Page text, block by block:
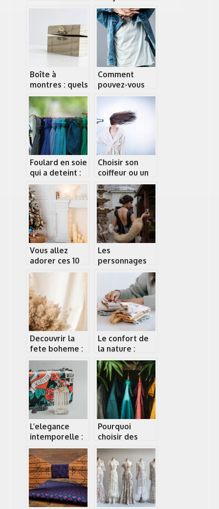
aujourd’hui
Boîte à
montres : quels
critères pour
bien choisir cet
accessoire à la
mode ?
Comment
pouvez-vous
choisir votre
jean ?
Foulard en soie
qui a deteint :
comment
recuperer la
couleur ?
Choisir son
coiffeur ou un
salon de
coiffure : quels
criteres
considerer ?
Vous allez
adorer ces 10
recettes de
repas de Noël !
Les
personnages
de Gatsby le
magnifique
Decouvrir la
fete boheme :
bien
s’organiser
Le confort de
la nature :
optez pour les
vetements
ecologiques
pour bebe
L’elegance
intemporelle :
Decouvrez les
tresors caches
des sacs
vintage de luxe
de seconde
main
Pourquoi
choisir des
vêtements en
fibre de
bambou pour
un confort et
une durabilité
inégalés